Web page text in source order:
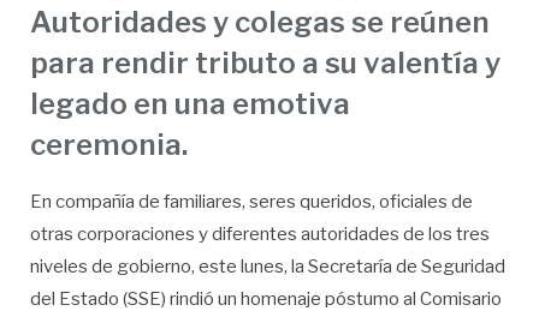
Autoridades y colegas se reúnen
para rendir tributo a su valentía y
legado en una emotiva
ceremonia.
En compañía de familiares, seres queridos, oficiales de
otras corporaciones y diferentes autoridades de los tres
niveles de gobierno, este lunes, la Secretaría de Seguridad
del Estado (SSE) rindió un homenaje póstumo al Comisario